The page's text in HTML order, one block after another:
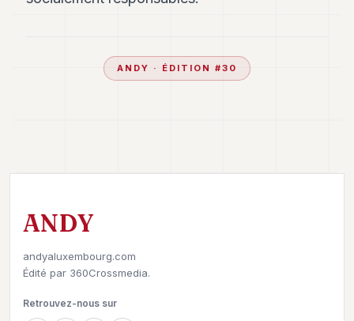
ANDY · ÉDITION #30
ANDY
andyaluxembourg.com
Édité par 360Crossmedia.
Retrouvez-nous sur